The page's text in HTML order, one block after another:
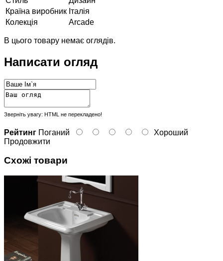
Країна виробник Італія
Колекція
Arcade
В цього товару немає оглядів.
Написати огляд
Зверніть увагу: HTML не перекладено!
Рейтинг Поганий
Хороший
Продовжити
Схожі товари